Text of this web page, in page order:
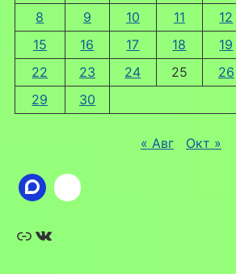
8
9 10 11 12
15
16 17 18 19
22
23 24 25 26
29
30
« Авг Окт »